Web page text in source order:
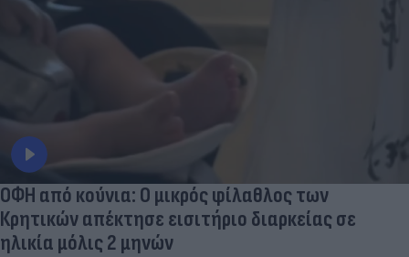
ΟΦΗ από κούνια: Ο μικρός φίλαθλος των
Κρητικών απέκτησε εισιτήριο διαρκείας σε
ηλικία μόλις 2 μηνών